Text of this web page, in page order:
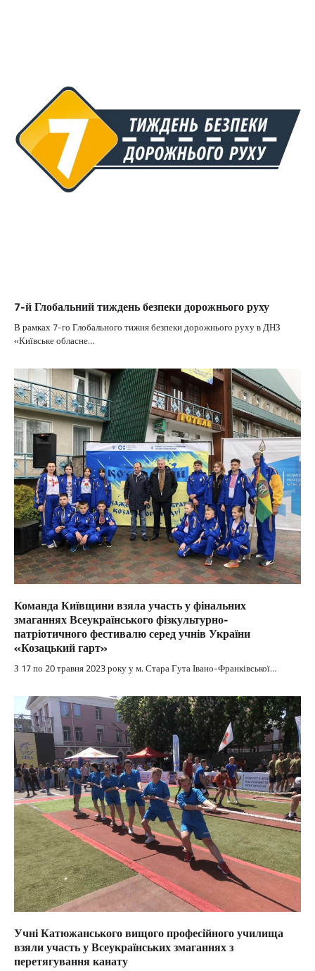
7-й Глобальний тиждень безпеки дорожнього руху
В рамках 7-го Глобального тижня безпеки дорожнього руху в ДНЗ
«Київське обласне…
Команда Київщини взяла участь у фінальних
змаганнях Всеукраїнського фізкультурно-
патріотичного фестивалю серед учнів України
«Козацький гарт»
З 17 по 20 травня 2023 року у м. Стара Гута Івано-Франківської…
Учні Катюжанського вищого професійного училища
взяли участь у Всеукраїнських змаганнях з
перетягування канату